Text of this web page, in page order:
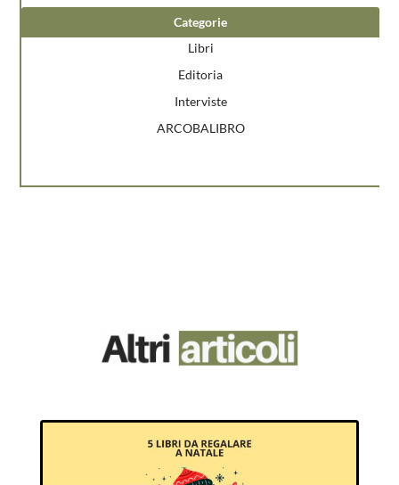
Categorie
Libri
Editoria
Interviste
ARCOBALIBRO